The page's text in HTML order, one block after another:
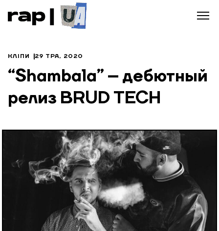
КЛІПИ 29 ТРА, 2020
“Shambala” – дебютный
релиз BRUD TECH